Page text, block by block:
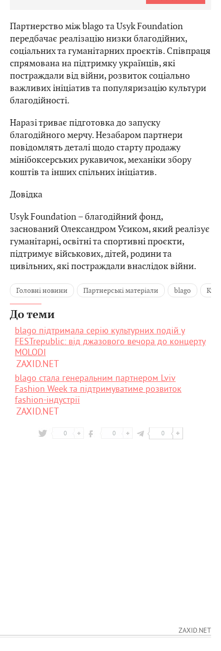
Партнерство між blago та Usyk Foundation
передбачає реалізацію низки благодійних,
соціальних та гуманітарних проєктів. Співпраця
спрямована на підтримку українців, які
постраждали від війни, розвиток соціально
важливих ініціатив та популяризацію культури
благодійності.
Наразі триває підготовка до запуску
благодійного мерчу. Незабаром партнери
повідомлять деталі щодо старту продажу
мінібоксерських рукавичок, механіки збору
коштів та інших спільних ініціатив.
Довідка
Usyk Foundation – благодійний фонд,
заснований Олександром Усиком, який реалізує
гуманітарні, освітні та спортивні проєкти,
підтримує військових, дітей, родини та
цивільних, які постраждали внаслідок війни.
Головні новини Партнерські матеріали blago
До теми
blago підтримала серію культурних подій у
FESTrepublic: від джазового вечора до концерту
MOLODI
ZAXID.NET
blago стала генеральним партнером Lviv
Fashion Week та підтримуватиме розвиток
fashion-індустрії
ZAXID.NET
0 0 0
ZAXID.NET